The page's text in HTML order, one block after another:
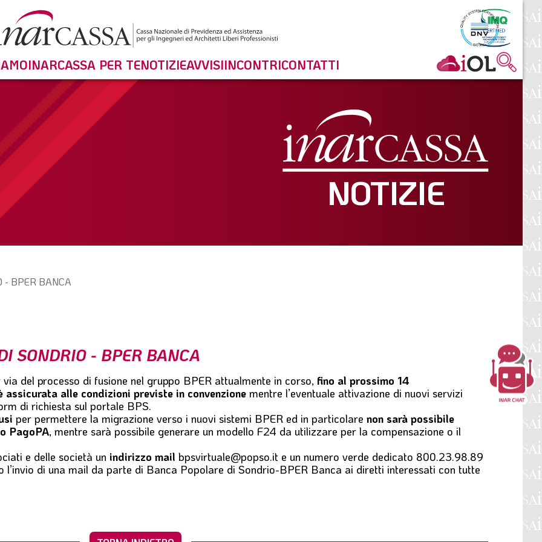
INARCASSA PER TENOTIZIEAVVISIINCONTRICONTATTI
NOTIZIE
- BPER BANCA
SONDRIO - BPER BANCA
del processo di fusione nel gruppo BPER attualmente in corso, fino al prossimo 14
alle condizioni previste in convenzione mentre l’eventuale attivazione di nuovi servizi
di richiesta sul portale BPS.
per permettere la migrazione verso i nuovi sistemi BPER ed in particolare non sarà possibile
PagoPA, mentre sarà possibile generare un modello F24 da utilizzare per la compensazione o il
e delle società un indirizzo mail bpsvirtuale@popso.it e un numero verde dedicato 800.23.98.89
l’invio di una mail da parte di Banca Popolare di Sondrio-BPER Banca ai diretti interessati con tutte